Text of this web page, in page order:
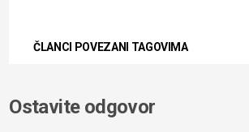
ČLANCI POVEZANI TAGOVIMA
Ostavite odgovor